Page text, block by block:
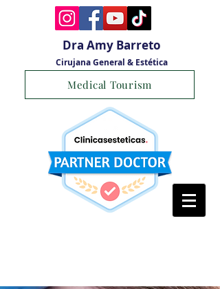
Dra Amy Barreto
Cirujana General & Estética
Medical Tourism